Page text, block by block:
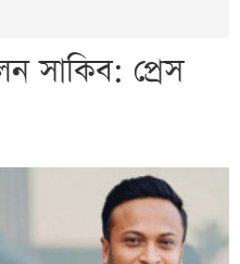
সাকিব: প্রেস